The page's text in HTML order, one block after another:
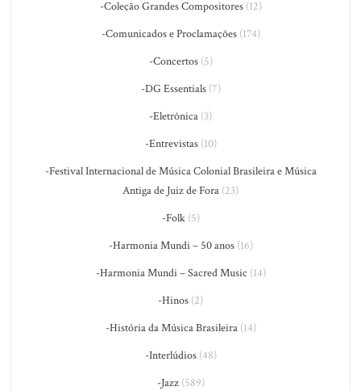
-Coleção Grandes Compositores(12)
-Comunicados e Proclamações(174)
-Concertos(5)
-DG Essentials(7)
-Eletrônica (3)
-Entrevistas(10)
-Festival Internacional de Música Colonial Brasileira e Música
Antiga de Juiz de Fora (23)
-Folk(5)
-Harmonia Mundi – 50 anos(16)
-Harmonia Mundi – Sacred Music (14)
-Hinos (2)
-História da Música Brasileira(14)
-Interlúdios(48)
-Jazz(589)